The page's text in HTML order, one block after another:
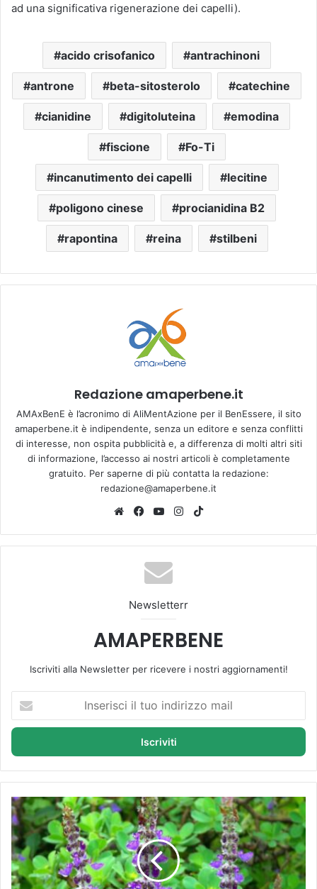
ad una significativa rigenerazione dei capelli).
acido crisofanico antrachinoni
antrone beta-sitosterolo catechine
cianidine digitoluteina emodina
fiscione Fo-Ti
incanutimento dei capelli lecitine
poligono cinese procianidina B2
rapontina reina stilbeni
Redazione amaperbene.it
AMAxBenE è l’acronimo di AliMentAzione per il BenEssere, il sito
amaperbene.it è indipendente, senza un editore e senza conflitti
di interesse, non ospita pubblicità e, a differenza di molti altri siti
di informazione, l’accesso ai nostri articoli è completamente
gratuito. Per saperne di più contatta la redazione:
redazione@amaperbene.it
We
te
Fa
bo
ok
Yo
Tu
be
Ins
ra
k
Newsletterr
AMAPERBENE
Iscriviti alla Newsletter per ricevere i nostri aggiornamenti!
s
r
i
c
i
i
l
t
u
F
o
r
s
k
o